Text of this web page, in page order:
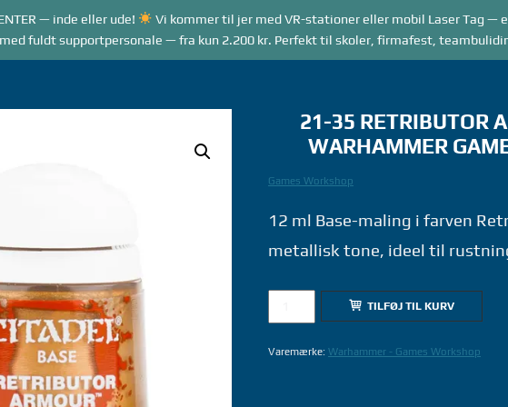
— inde eller ude!
Vi kommer til jer med VR-stationer eller mobil Laser Tag —
fuldt supportpersonale — fra kun 2.200 kr. Perfekt til skoler, firmafest,
ARRANGEMENTER VR GAME MODES LASER TAG
21-35 RETRIBUTOR
WARHAMMER
Games Workshop
12 ml Base-maling i farven
metallisk tone, ideel til
35
RETRIBUTOR
TILFØJ TIL KURV
Varemærke: Warhammer - Games Workshop